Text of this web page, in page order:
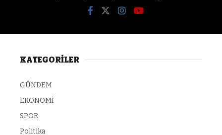
KATEGORİLER
GÜNDEM
EKONOMİ
SPOR
Politika